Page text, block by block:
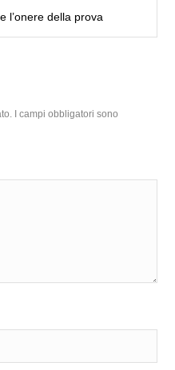
l’onere della prova
I campi obbligatori sono